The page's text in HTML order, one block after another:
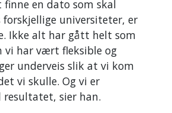
en dato som skal
forskjellige universiteter, er
Ikke alt har gått helt som
vi har vært fleksible og
underveis slik at vi kom
vi skulle. Og vi er
resultatet, sier han.